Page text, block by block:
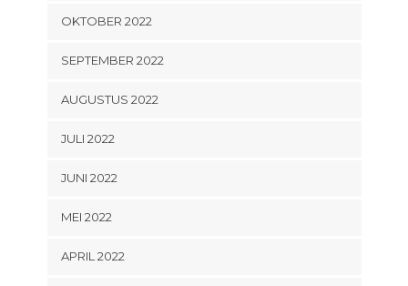
OKTOBER 2022
SEPTEMBER 2022
AUGUSTUS 2022
JULI 2022
JUNI 2022
MEI 2022
APRIL 2022